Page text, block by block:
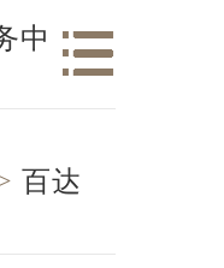
中
百达